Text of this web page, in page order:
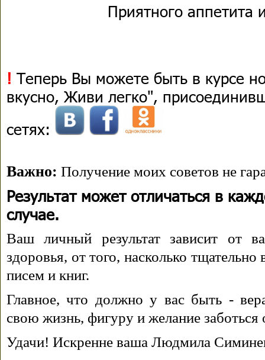
Приятного аппетита
! Теперь Вы можете быть в курсе
вкусно, Живи легко",
сетях:
Важно: Получение моих советов не
Результат может отличаться в
случае.
Ваш личный результат зависит от
здоровья, от того, насколько
писем и книг.
Главное, что должно у вас быть -
свою жизнь, фигуру и желание заботься
Удачи! Искренне ваша Людмила